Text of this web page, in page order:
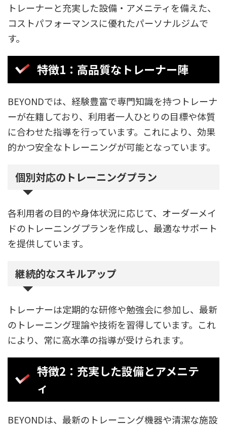
トレーナーと充実した設備・アメニティを備えた、
コストパフォーマンスに優れたパーソナルジムで
す。
特徴1：高品質なトレーナー陣
BEYONDでは、経験豊富で専門知識を持つトレーナ
ーが在籍しており、利用者一人ひとりの目標や体質
に合わせた指導を行っています。これにより、効果
的かつ安全なトレーニングが可能となっています。
個別対応のトレーニングプラン
各利用者の目的や身体状況に応じて、オーダーメイ
ドのトレーニングプランを作成し、最適なサポート
を提供しています。
継続的なスキルアップ
トレーナーは定期的な研修や勉強会に参加し、最新
のトレーニング理論や技術を習得しています。これ
により、常に高水準の指導が受けられます。
特徴2：充実した設備とアメニテ
ィ
BEYONDは、最新のトレーニング機器や清潔な施設